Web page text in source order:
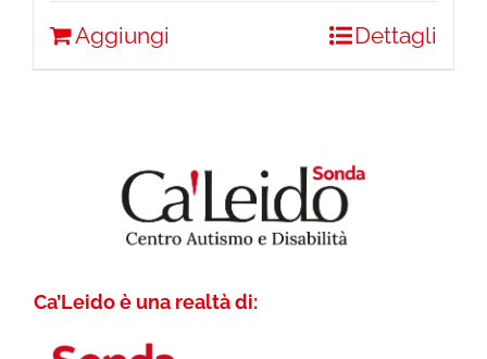
Aggiungi Dettagli
Ca’Leido è una realtà di: